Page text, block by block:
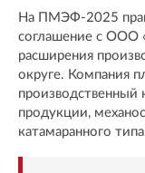
На ПМЭФ-2025
соглашение с ООО
расширения
округе. Компания
производственный
продукции,
катамаранного